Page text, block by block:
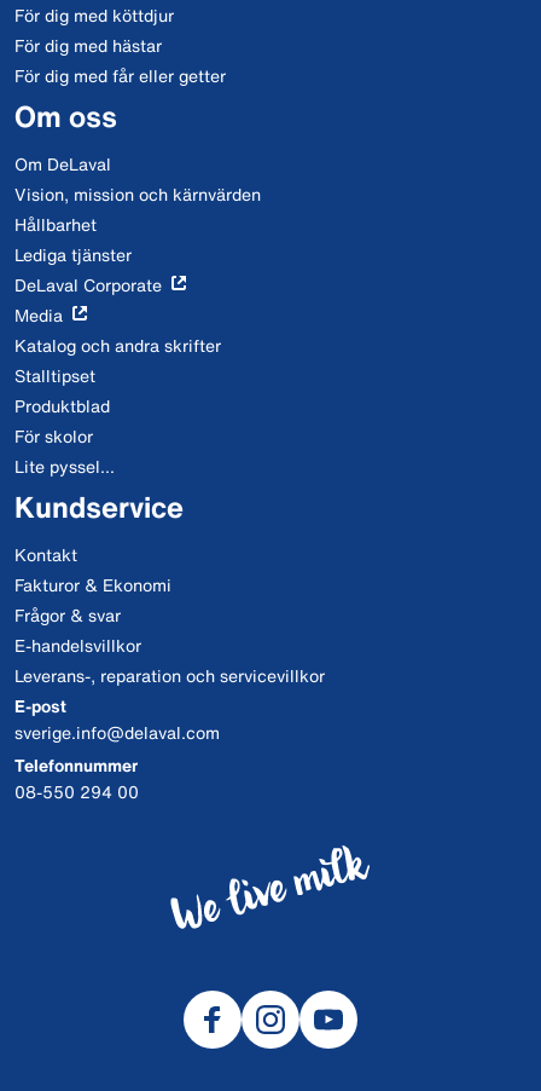
För dig med köttdjur
För dig med hästar
För dig med får eller getter
Om oss
Om DeLaval
Vision, mission och kärnvärden
Hållbarhet
Lediga tjänster
DeLaval Corporate
Media
Katalog och andra skrifter
Stalltipset
Produktblad
För skolor
Lite pyssel...
Kundservice
Kontakt
Fakturor & Ekonomi
Frågor & svar
E-handelsvillkor
Leverans-, reparation och servicevillkor
E-post
sverige.info@delaval.com
Telefonnummer
08-550 294 00